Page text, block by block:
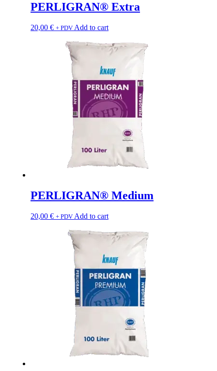
PERLIGRAN® Extra
20,00 € + PDV Add to cart
PERLIGRAN® Medium
20,00 € + PDV Add to cart